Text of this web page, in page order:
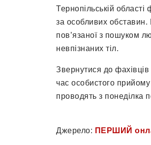
Тернопільській області
за особливих обставин.
пов’язаної з пошуком
невпізнаних тіл.
Звернутися до
час особистого
проводять з понеділка
Джерело: ПЕРШИЙ